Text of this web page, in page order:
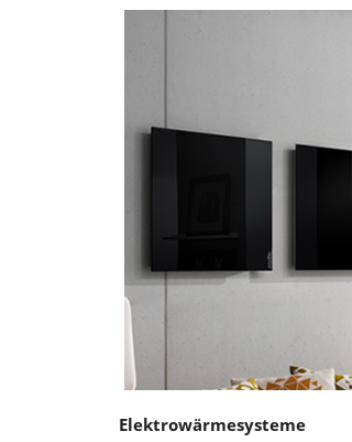
Elektrowärmesysteme